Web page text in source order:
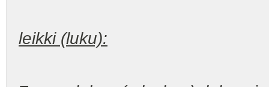
leikki (luku):